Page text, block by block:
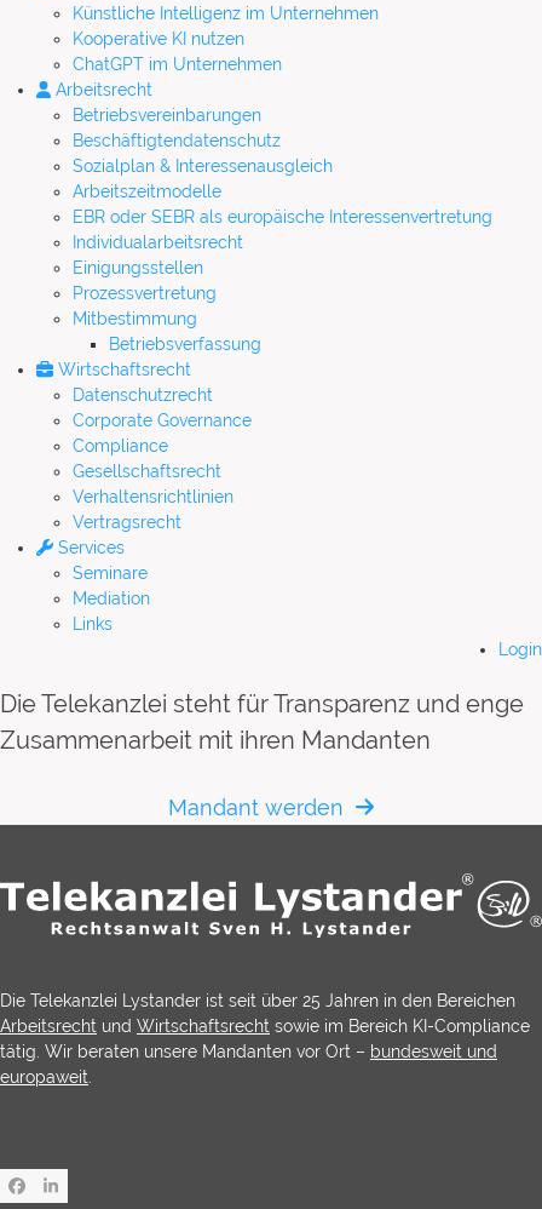
Künstliche Intelligenz im Unternehmen
Kooperative KI nutzen
ChatGPT im Unternehmen
Arbeitsrecht
Betriebsvereinbarungen
Beschäftigtendatenschutz
Sozialplan & Interessenausgleich
Arbeitszeitmodelle
EBR oder SEBR als europäische Interessenvertretung
Individualarbeitsrecht
Einigungsstellen
Prozessvertretung
Mitbestimmung
Betriebsverfassung
Wirtschaftsrecht
Datenschutzrecht
Corporate Governance
Compliance
Gesellschaftsrecht
Verhaltensrichtlinien
Vertragsrecht
Services
Seminare
Mediation
Links
Login
Die Telekanzlei steht für Transparenz und enge
Zusammenarbeit mit ihren Mandanten
Mandant werden
Die Telekanzlei Lystander ist seit über 25 Jahren in den Bereichen
Arbeitsrecht und Wirtschaftsrecht sowie im Bereich KI-Compliance
tätig. Wir beraten unsere Mandanten vor Ort – bundesweit und
europaweit
Facebook
LinkedIn